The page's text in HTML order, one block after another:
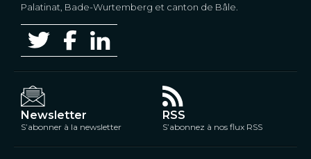
Palatinat, Bade-Wurtemberg et canton de Bâle.
Newsletter
S’abonner à la newsletter
RSS
S’abonnez à nos flux RSS